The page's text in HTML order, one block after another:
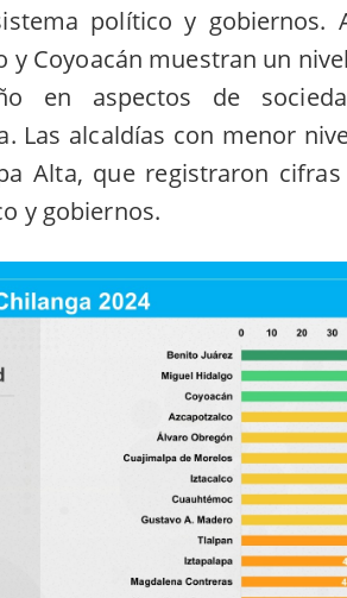
político y gobiernos.
y Coyoacán muestran un
en aspectos de
Las alcaldías con menor
Alta, que registraron
y gobiernos.